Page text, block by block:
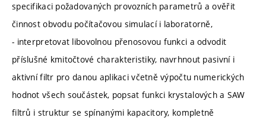
specifikaci požadovaných provozních parametrů a ověřit
činnost obvodu počítačovou simulací i laboratorně,
- interpretovat libovolnou přenosovou funkci a odvodit
příslušné kmitočtové charakteristiky, navrhnout pasivní i
aktivní filtr pro danou aplikaci včetně výpočtu numerických
hodnot všech součástek, popsat funkci krystalových a SAW
filtrů i struktur se spínanými kapacitory, kompletně